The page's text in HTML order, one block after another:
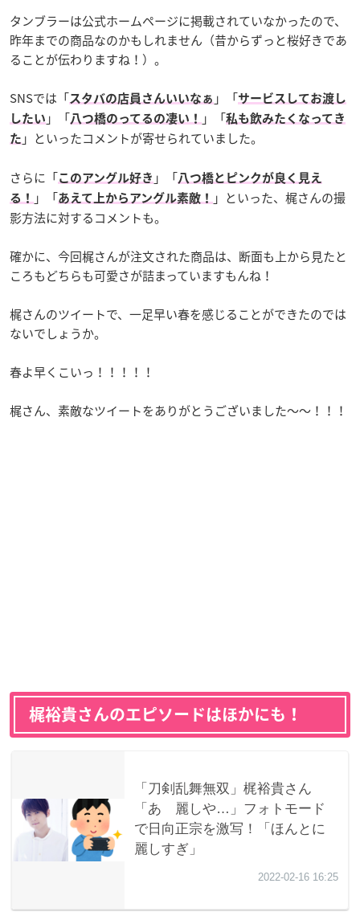
タンブラーは公式ホームページに掲載されていなかったので、
昨年までの商品なのかもしれません（昔からずっと桜好きであ
ることが伝わりますね！）。
SNSでは「スタバの店員さんいいなぁ 」「サービスしてお渡し
したい 」「八つ橋のってるの凄い！ 」「私も飲みたくなってき
た 」といったコメントが寄せられていました。
さらに「このアングル好き 」「八つ橋とピンクが良く見え
る！
」「あえて上からアングル素敵！
」といった、梶さんの撮
影方法に対するコメントも。
確かに、今回梶さんが注文された商品は、断面も上から見たと
ころもどちらも可愛さが詰まっていますもんね！
梶さんのツイートで、一足早い春を感じることができたのでは
ないでしょうか。
春よ早くこいっ！！！！！
梶さん、素敵なツイートをありがとうございました～～！！！
梶裕貴さんのエピソードはほかにも！